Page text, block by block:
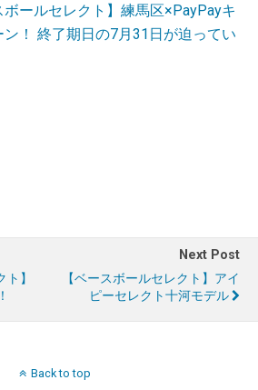
ボールセレクト】練馬区×PayPayキ
ン！ 終了期日の7月31日が迫ってい
】
Next Post
【ベースボールセレクト】アイ
ピーセレクト十河モデル
Back to top